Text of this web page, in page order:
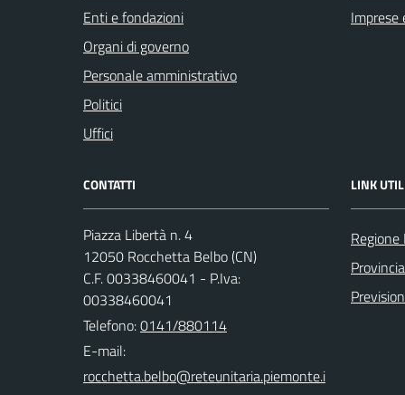
Enti e fondazioni
Organi di governo
Personale amministrativo
Politici
Uffici
Imprese
CONTATTI
Piazza Libertà n. 4
12050 Rocchetta Belbo (CN)
C.F. 00338460041 - P.Iva:
00338460041
Telefono:0141/880114
E-mail:
LINK